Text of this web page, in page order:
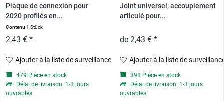
Plaque de connexion pour
2020 profilés en...
Contenu1 Stück
2,43 € *
Ajouter à la liste de surveillance
479 Pièce en stock
Délai de livraison: 1-3 jours
ouvrables
Joint universel, accouplement
articulé pour...
de 2,43 € *
Ajouter à la liste de
398 Pièce en stock
Délai de livraison: 1-3 jours
ouvrables